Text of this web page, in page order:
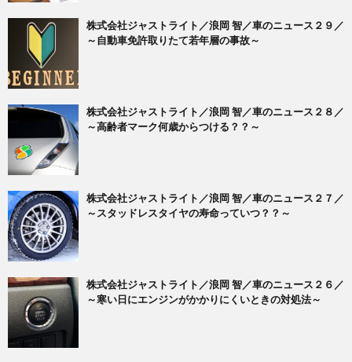
株式会社ジャストライト／浪岡 智／車のニュース２９／
～自動車免許取りたて若年層の事故～
株式会社ジャストライト／浪岡 智／車のニュース２８／
～高齢者マーク何歳からつける？？～
株式会社ジャストライト／浪岡 智／車のニュース２７／
～スタッドレスタイヤの寿命っていつ？？～
株式会社ジャストライト／浪岡 智／車のニュース２６／
～寒い日にエンジンがかかりにくいときの対処法～